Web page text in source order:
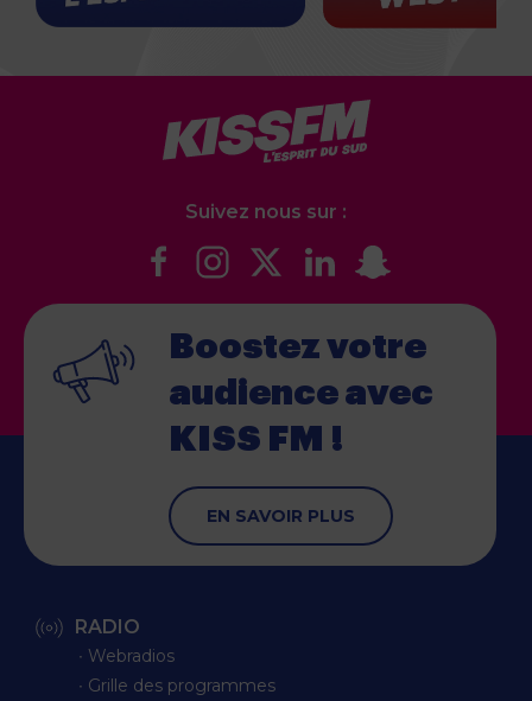
Suivez nous sur :
Boostez votre
audience avec
KISS FM !
EN SAVOIR PLUS
RADIO
∙ Webradios
∙ Grille des programmes